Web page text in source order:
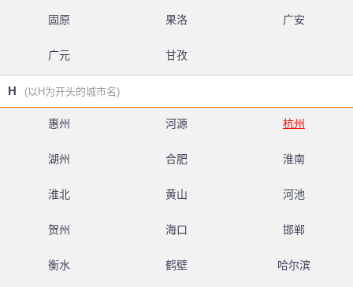
固原 果洛 广安
广元 甘孜
H (以H为开头的城市名)
惠州 河源 杭州
湖州 合肥 淮南
淮北 黄山 河池
贺州 海口 邯郸
衡水 鹤壁 哈尔滨